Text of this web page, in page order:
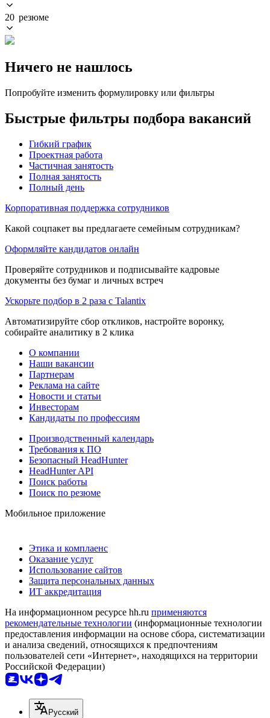
20 резюме
Ничего не нашлось
Попробуйте изменить формулировку или фильтры
Быстрые фильтры подбора вакансий
Гибкий график
Проектная работа
Частичная занятость
Полная занятость
Полный день
Корпоративная поддержка сотрудников
Какой соцпакет вы предлагаете семейным сотрудникам?
Оформляйте кандидатов онлайн
Проверяйте сотрудников и подписывайте кадровые
документы без бумаг и личных встреч
Ускорьте подбор в 2 раза с Talantix
Автоматизируйте сбор откликов, настройте воронку,
собирайте аналитику в 2 клика
О компании
Наши вакансии
Партнерам
Реклама на сайте
Новости и статьи
Инвесторам
Кандидаты по профессиям
Производственный календарь
Требования к ПО
Безопасный HeadHunter
HeadHunter API
Поиск работы
Поиск по резюме
Мобильное приложение
Этика и комплаенс
Оказание услуг
Использование сайтов
Защита персональных данных
ИТ аккредитация
На информационном ресурсе hh.ru применяются
рекомендательные технологии (информационные технологии
предоставления информации на основе сбора, систематизации
и анализа сведений, относящихся к предпочтениям
пользователей сети «Интернет», находящихся на территории
Российской Федерации)
Русский